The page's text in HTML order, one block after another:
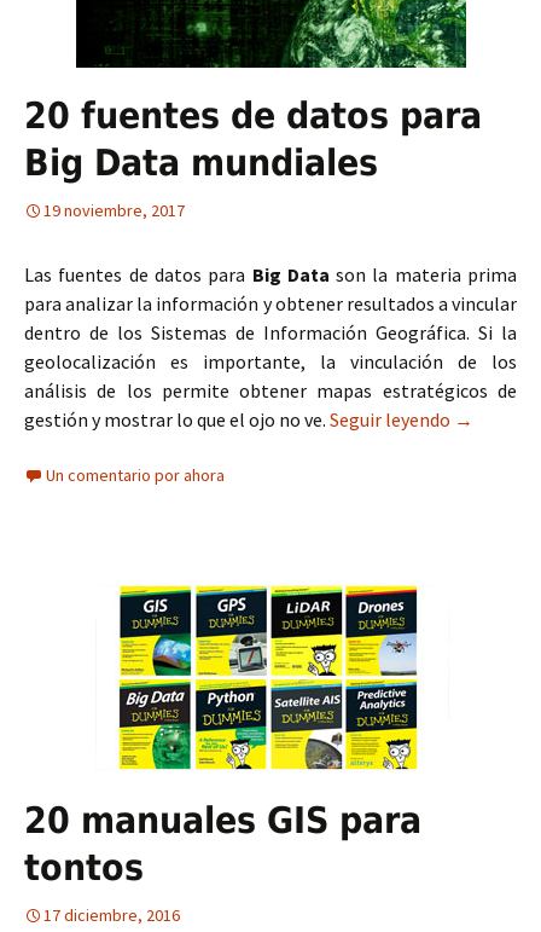
20 fuentes de datos para
Big Data mundiales
19 noviembre, 2017
Las fuentes de datos para Big Data son la materia prima
para analizar la información y obtener resultados a vincular
dentro de los Sistemas de Información Geográfica. Si la
geolocalización es importante, la vinculación de los
análisis de los permite obtener mapas estratégicos de
gestión y mostrar lo que el ojo no ve. Seguir leyendo 20
→
Un comentario por ahora
20 manuales GIS para
tontos
17 diciembre, 2016